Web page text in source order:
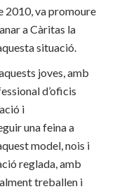
2010, va promoure
a Càritas la
situació.
joves, amb
d’oficis
i
una feina a
model, nois i
reglada, amb
treballen i